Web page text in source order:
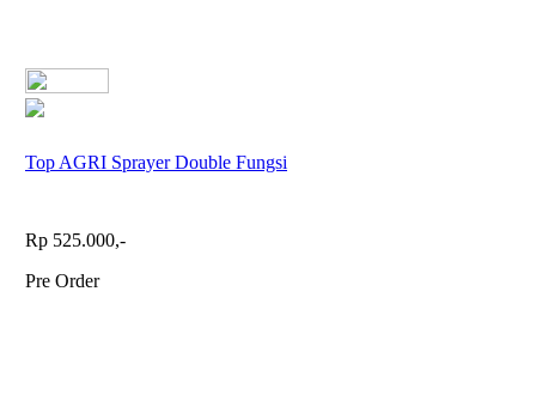
Top AGRI Sprayer Double Fungsi
Rp 525.000,-
Pre Order